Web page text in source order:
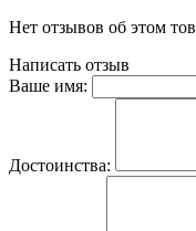
Нет отзывов об этом
Написать отзыв
Ваше имя:
Достоинства: